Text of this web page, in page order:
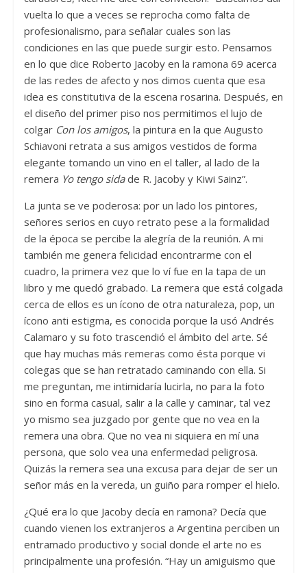
vuelta lo que a veces se reprocha como falta de
profesionalismo, para señalar cuales son las
condiciones en las que puede surgir esto. Pensamos
en lo que dice Roberto Jacoby en la ramona 69 acerca
de las redes de afecto y nos dimos cuenta que esa
idea es constitutiva de la escena rosarina. Después, en
el diseño del primer piso nos permitimos el lujo de
colgar Con los amigos, la pintura en la que Augusto
Schiavoni retrata a sus amigos vestidos de forma
elegante tomando un vino en el taller, al lado de la
remera Yo tengo sidade R. Jacoby y Kiwi Sainz”.
La junta se ve poderosa: por un lado los pintores,
señores serios en cuyo retrato pese a la formalidad
de la época se percibe la alegría de la reunión. A mi
también me genera felicidad encontrarme con el
cuadro, la primera vez que lo ví fue en la tapa de un
libro y me quedó grabado. La remera que está colgada
cerca de ellos es un ícono de otra naturaleza, pop, un
ícono anti estigma, es conocida porque la usó Andrés
Calamaro y su foto trascendió el ámbito del arte. Sé
que hay muchas más remeras como ésta porque vi
colegas que se han retratado caminando con ella. Si
me preguntan, me intimidaría lucirla, no para la foto
sino en forma casual, salir a la calle y caminar, tal vez
yo mismo sea juzgado por gente que no vea en la
remera una obra. Que no vea ni siquiera en mí una
persona, que solo vea una enfermedad peligrosa.
Quizás la remera sea una excusa para dejar de ser un
señor más en la vereda, un guiño para romper el hielo.
¿Qué era lo que Jacoby decía en ramona? Decía que
cuando vienen los extranjeros a Argentina perciben un
entramado productivo y social donde el arte no es
principalmente una profesión. “Hay un amiguismo que